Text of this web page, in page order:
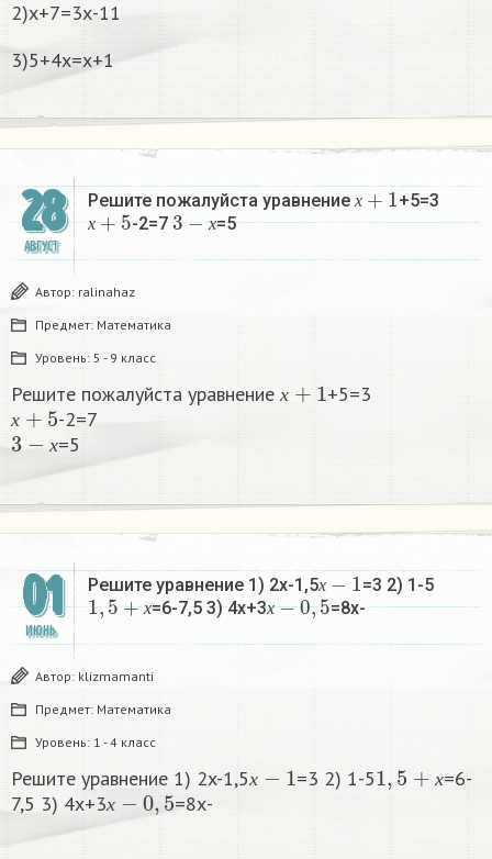
2)х+7=3х-11
3)5+4х=х+1
28
АВГУСТ
Решите пожалуйста уравнение х
х+1
+5=3
х
х+5
-2=7 х
3−х
=5​
Автор: ralinahaz
Предмет: Математика
Уровень: 5 - 9 класс
Решите пожалуйста уравнениех +5=3
х
х+5
-2=7
х
3 −х
=5​
01
ИЮНЬ
Решите уравнение 1) 2x-1,5х
х−1
=3 2) 1-5
х
1,5+х
=6-7,5 3) 4х+3х
х−0,5
=8х-
Автор: klizmamanti
Предмет: Математика
Уровень: 1 - 4 класс
Решите уравнение 1) 2x-1,5х =3 2) 1-5 х
1 5+
=6-
7,5 3) 4х+3х
х−0,5
=8х-